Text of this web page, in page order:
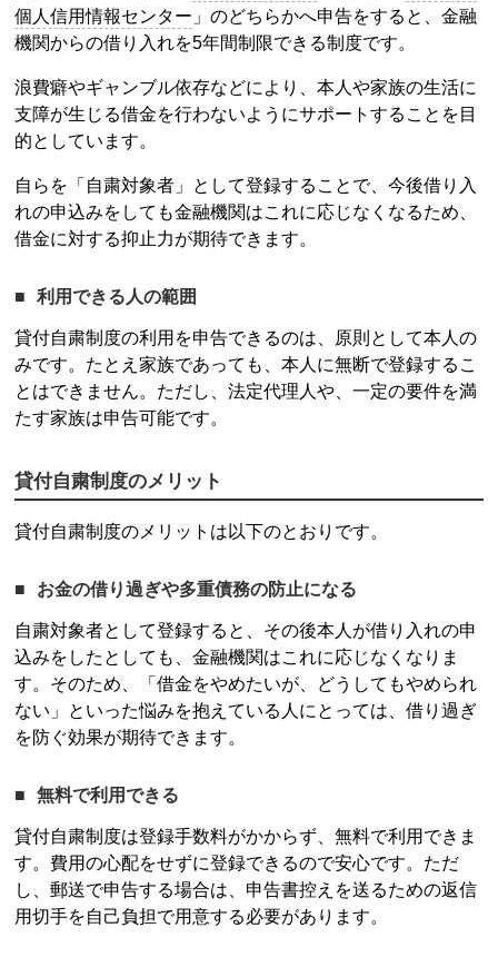
個人信用情報センター 」のどちらかへ申告をすると、金融
機関からの借り入れを5年間制限できる制度です。
浪費癖やギャンブル依存などにより、本人や家族の生活に
支障が生じる借金を行わないようにサポートすることを目
的としています。
自らを「自粛対象者」として登録することで、今後借り入
れの申込みをしても金融機関はこれに応じなくなるため、
借金に対する抑止力が期待できます。
利用できる人の範囲
貸付自粛制度の利用を申告できるのは、原則として本人の
みです。たとえ家族であっても、本人に無断で登録するこ
とはできません。ただし、法定代理人や、一定の要件を満
たす家族は申告可能です。
貸付自粛制度のメリット
貸付自粛制度のメリットは以下のとおりです。
お金の借り過ぎや多重債務の防止になる
自粛対象者として登録すると、その後本人が借り入れの申
込みをしたとしても、金融機関はこれに応じなくなりま
す。そのため、「借金をやめたいが、どうしてもやめられ
ない」といった悩みを抱えている人にとっては、借り過ぎ
を防ぐ効果が期待できます。
無料で利用できる
貸付自粛制度は登録手数料がかからず、無料で利用できま
す。費用の心配をせずに登録できるので安心です。ただ
し、郵送で申告する場合は、申告書控えを送るための返信
用切手を自己負担で用意する必要があります。